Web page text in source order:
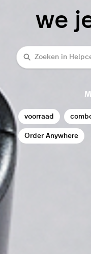
we
Zoeken
voorraad
Order Anywhere